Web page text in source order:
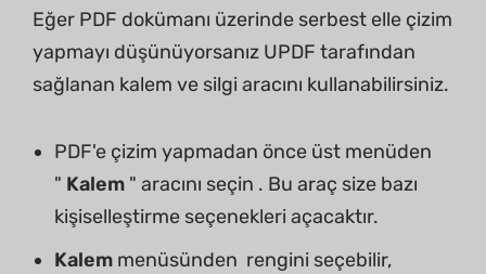
Eğer PDF dokümanı üzerinde serbest elle çizim
yapmayı düşünüyorsanız UPDF tarafından
sağlanan kalem ve silgi aracını kullanabilirsiniz.
PDF'e çizim yapmadan önce üst menüden
" Kalem " aracını seçin . Bu araç size bazı
kişiselleştirme seçenekleri açacaktır.
Kalem menüsünden rengini seçebilir,